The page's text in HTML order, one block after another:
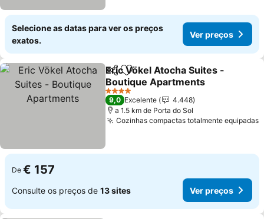
Selecione as datas para ver os preços
exatos.
Ver preços
PartilharAdicionar aos favoritos
Eric Vökel Atocha Suites -
Boutique Apartments
Ver preços
4 Estrelas
9,0 Excelente
4.448
a 1.5 km de Porta do Sol
Cozinhas compactas totalmente equipadas
De € 157
Consulte os preços de 13 sites Ver preços